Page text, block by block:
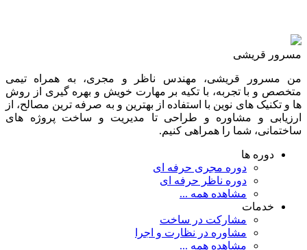
مسرور قریشی
من مسرور قریشی، مهندس ناظر و مجری، به همراه تیمی
متخصص و با تجربه، با تکیه بر مهارت خویش و بهره گیری از روش
ها و تکنیک های نوین با استفاده از بهترین و به صرفه ترین مصالح، از
ارزیابی و مشاوره و طراحی تا مدیریت و ساخت پروژه های
ساختمانی، شما را همراهی کنیم.
دوره ها
دوره مجری حرفه ای
دوره ناظر حرفه ای
مشاهده همه ...
خدمات
مشارکت در ساخت
مشاوره در نظارت و اجرا
مشاهده همه ...